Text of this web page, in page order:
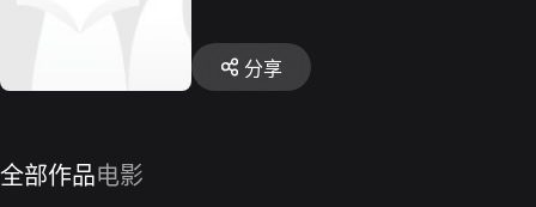
分享
全部作品电影